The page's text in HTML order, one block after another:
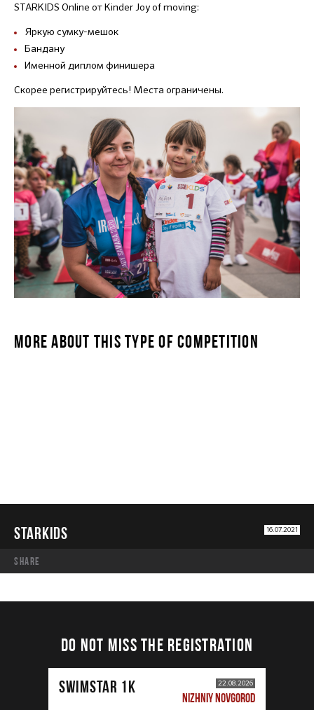
STARKIDS Online от Kinder Joy of moving:
Яркую сумку-мешок
Бандану
Именной диплом финишера
Скорее регистрируйтесь! Места ограничены.
MORE ABOUT THIS TYPE OF COMPETITION
STARKIDS 16.07.2021
share
DO NOT MISS THE REGISTRATION
SWIMSTAR 1K 22.08.2026
NIZHNIY NOVGOROD